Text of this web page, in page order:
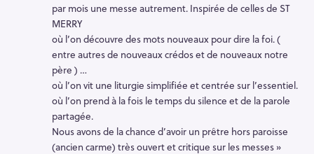
par mois une messe autrement. Inspirée de celles de ST
MERRY
où l’on découvre des mots nouveaux pour dire la foi. (
entre autres de nouveaux crédos et de nouveaux notre
père ) …
où l’on vit une liturgie simplifiée et centrée sur l’essentiel.
où l’on prend à la fois le temps du silence et de la parole
partagée.
Nous avons de la chance d’avoir un prêtre hors paroisse
(ancien carme) très ouvert et critique sur les messes »